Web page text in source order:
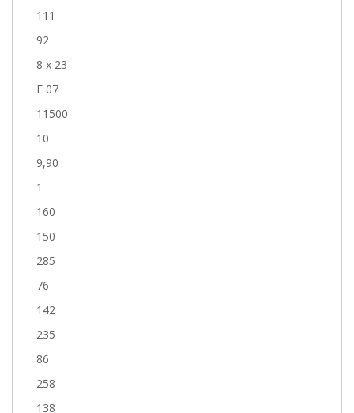
111
92
8 x 23
F 07
11500
10
9,90
1
160
150
285
76
142
235
86
258
138